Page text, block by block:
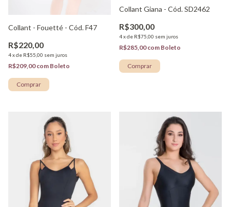
Collant - Fouetté - Cód. F47
R$220,00
4xde R$55,00 sem juros
R$209,00com Boleto
Comprar
Collant Giana - Cód. SD2462
R$300,00
4xde R$75,00 sem juros
R$285,00com Boleto
Comprar